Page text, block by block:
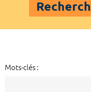
Mots-clés :